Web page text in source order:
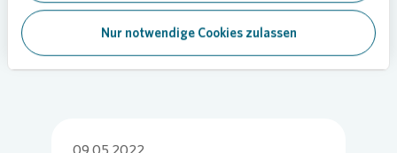
Nur notwendige Cookies zulassen
fördern“, sagt Alexander Wuttke zum Schluss.